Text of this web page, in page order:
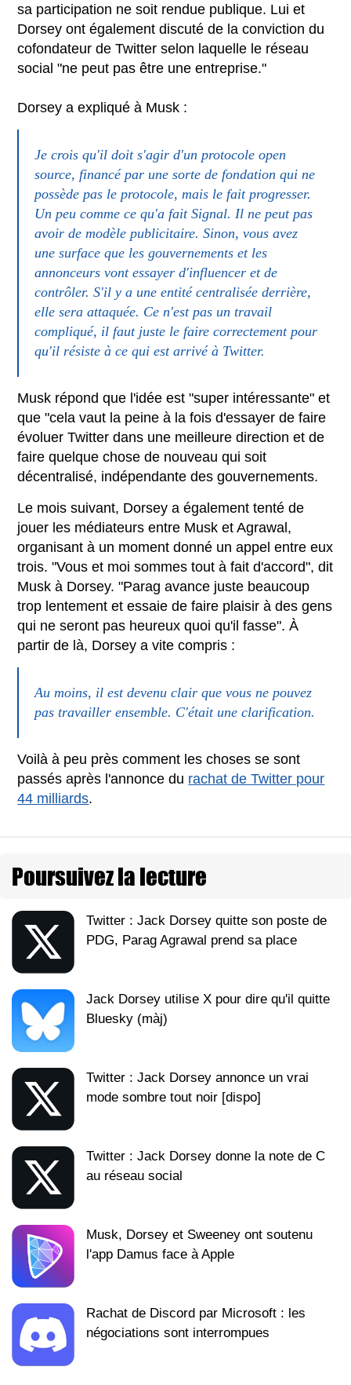
sa participation ne soit rendue publique. Lui et
Dorsey ont également discuté de la conviction du
cofondateur de Twitter selon laquelle le réseau
social "ne peut pas être une entreprise."
Dorsey a expliqué à Musk :
Je crois qu'il doit s'agir d'un protocole open
source, financé par une sorte de fondation qui ne
possède pas le protocole, mais le fait progresser.
Un peu comme ce qu'a fait Signal. Il ne peut pas
avoir de modèle publicitaire. Sinon, vous avez
une surface que les gouvernements et les
annonceurs vont essayer d'influencer et de
contrôler. S'il y a une entité centralisée derrière,
elle sera attaquée. Ce n'est pas un travail
compliqué, il faut juste le faire correctement pour
qu'il résiste à ce qui est arrivé à Twitter.
Musk répond que l'idée est "super intéressante" et
que "cela vaut la peine à la fois d'essayer de faire
évoluer Twitter dans une meilleure direction et de
faire quelque chose de nouveau qui soit
décentralisé, indépendante des gouvernements.
Le mois suivant, Dorsey a également tenté de
jouer les médiateurs entre Musk et Agrawal,
organisant à un moment donné un appel entre eux
trois. "Vous et moi sommes tout à fait d'accord", dit
Musk à Dorsey. "Parag avance juste beaucoup
trop lentement et essaie de faire plaisir à des gens
qui ne seront pas heureux quoi qu'il fasse". À
partir de là, Dorsey a vite compris :
Au moins, il est devenu clair que vous ne pouvez
pas travailler ensemble. C'était une clarification.
Voilà à peu près comment les choses se sont
passés après l'annonce du rachat de Twitter pour
44 milliards.
Poursuivez la lecture
Twitter : Jack Dorsey quitte son poste de
PDG, Parag Agrawal prend sa place
Jack Dorsey utilise X pour dire qu'il quitte
Bluesky (màj)
Twitter : Jack Dorsey annonce un vrai
mode sombre tout noir [dispo]
Twitter : Jack Dorsey donne la note de C
au réseau social
Musk, Dorsey et Sweeney ont soutenu
l'app Damus face à Apple
Rachat de Discord par Microsoft : les
négociations sont interrompues